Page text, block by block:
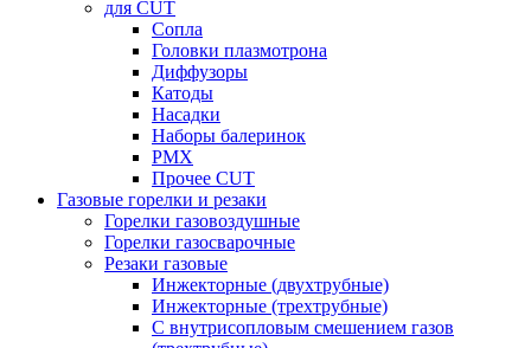
для CUT
Сопла
Головки плазмотрона
Диффузоры
Катоды
Насадки
Наборы балеринок
PMX
Прочее CUT
Газовые горелки и резаки
Горелки газовоздушные
Горелки газосварочные
Резаки газовые
Инжекторные (двухтрубные)
Инжекторные (трехтрубные)
С внутрисопловым смешением газов